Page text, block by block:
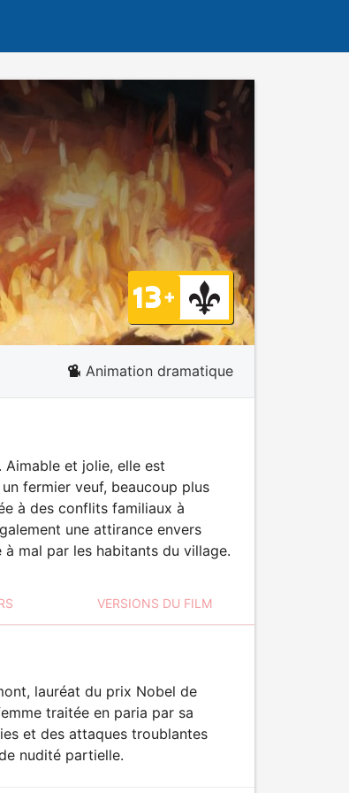
Animation dramatique
Aimable et jolie, elle est
fermier veuf, beaucoup plus
à des conflits familiaux à
une attirance envers
mal par les habitants du village.
VERSIONS DU FILM
lauréat du prix Nobel de
traitée en paria par sa
et des attaques troublantes
nudité partielle.